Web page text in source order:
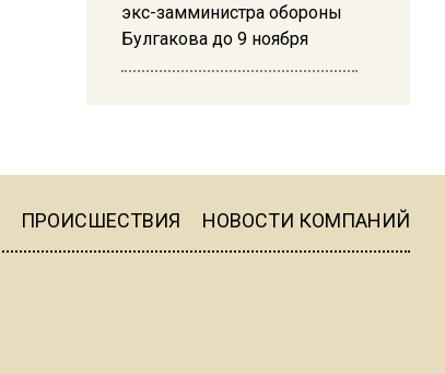
экс-замминистра обороны
Булгакова до 9 ноября
16:19
ПРОИСШЕСТВИЯ НОВОСТИ КОМПАНИЙ